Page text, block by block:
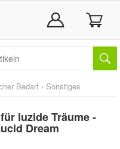
Bedarf › Sonstiges
luzide Träume -
Dream